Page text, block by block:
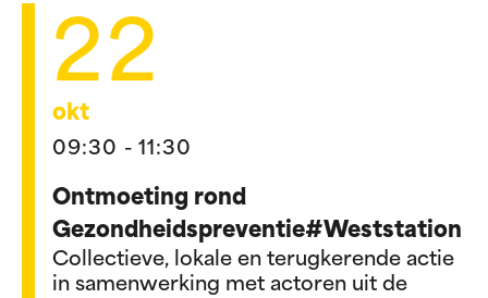
22
okt
09:30 - 11:30
Ontmoeting rond
Gezondheidspreventie#Weststation
Collectieve, lokale en terugkerende actie
in samenwerking met actoren uit de